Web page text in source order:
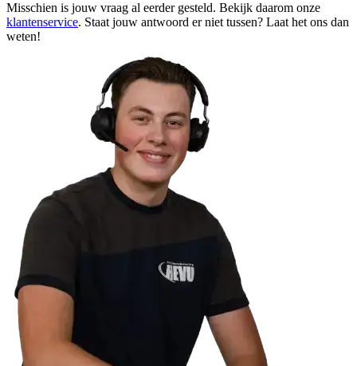
Misschien is jouw vraag al eerder gesteld. Bekijk daarom onze
klantenservice. Staat jouw antwoord er niet tussen? Laat het ons dan
weten!